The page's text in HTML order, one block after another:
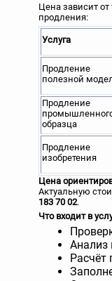
Цена зависит от
продления:
Услуга
Продление
полезной
Продление
образца
Продление
изобретения
Цена
Актуальную
183 70 02.
Что входит в
Анализ
Расчёт